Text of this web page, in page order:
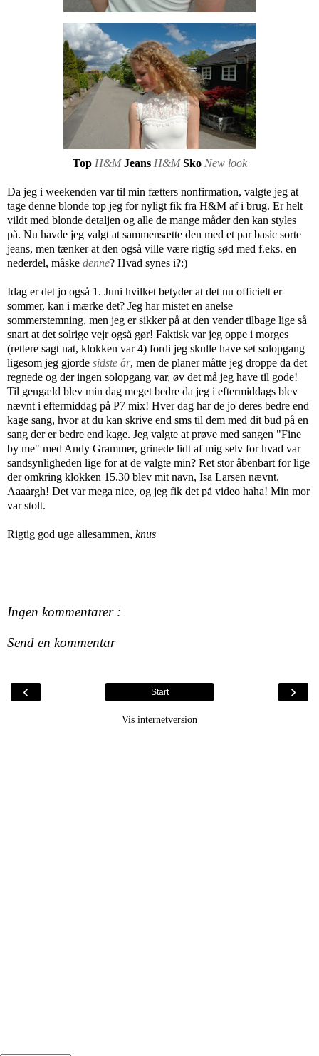
Top H&M Jeans H&MSko New look
Da jeg i weekenden var til min fætters nonfirmation, valgte jeg at
tage denne blonde top jeg for nyligt fik fra H&M af i brug. Er helt
vildt med blonde detaljen og alle de mange måder den kan styles
på. Nu havde jeg valgt at sammensætte den med et par basic sorte
jeans, men tænker at den også ville være rigtig sød med f.eks. en
nederdel, måske denne? Hvad synes i?:)
Idag er det jo også 1. Juni hvilket betyder at det nu officielt er
sommer, kan i mærke det? Jeg har mistet en anelse
sommerstemning, men jeg er sikker på at den vender tilbage lige så
snart at det solrige vejr også gør! Faktisk var jeg oppe i morges
(rettere sagt nat, klokken var 4) fordi jeg skulle have set solopgang
ligesom jeg gjorde sidste år, men de planer måtte jeg droppe da det
regnede og der ingen solopgang var, øv det må jeg have til gode!
Til gengæld blev min dag meget bedre da jeg i eftermiddags blev
nævnt i eftermiddag på P7 mix! Hver dag har de jo deres bedre end
kage sang, hvor at du kan skrive end sms til dem med dit bud på en
sang der er bedre end kage. Jeg valgte at prøve med sangen "Fine
by me" med Andy Grammer, grinede lidt af mig selv for hvad var
sandsynligheden lige for at de valgte min? Ret stor åbenbart for lige
der omkring klokken 15.30 blev mit navn, Isa Larsen nævnt.
Aaaargh! Det var mega nice, og jeg fik det på video haha! Min mor
var stolt.
Rigtig god uge allesammen, knus
Ingen kommentarer :
Send en kommentar
‹ ›
Start
Vis internetversion